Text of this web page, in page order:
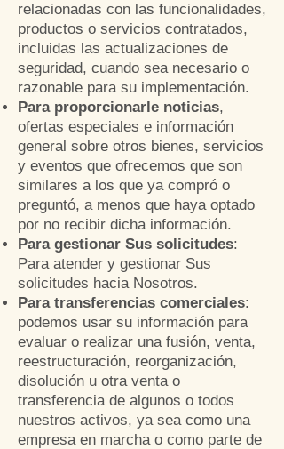
relacionadas con las funcionalidades,
productos o servicios contratados,
incluidas las actualizaciones de
seguridad, cuando sea necesario o
razonable para su implementación.
Para proporcionarle noticias,
ofertas especiales e información
general sobre otros bienes, servicios
y eventos que ofrecemos que son
similares a los que ya compró o
preguntó, a menos que haya optado
por no recibir dicha información.
Para gestionar Sus solicitudes:
Para atender y gestionar Sus
solicitudes hacia Nosotros.
Para transferencias comerciales:
podemos usar su información para
evaluar o realizar una fusión, venta,
reestructuración, reorganización,
disolución u otra venta o
transferencia de algunos o todos
nuestros activos, ya sea como una
empresa en marcha o como parte de